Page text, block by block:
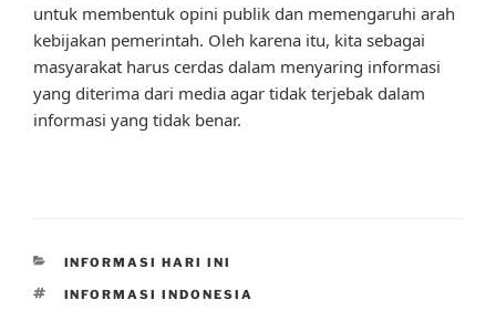
untuk membentuk opini publik dan memengaruhi arah
kebijakan pemerintah. Oleh karena itu, kita sebagai
masyarakat harus cerdas dalam menyaring informasi
yang diterima dari media agar tidak terjebak dalam
informasi yang tidak benar.
CATEGORIES
INFORMASI HARI INI
TAGS
INFORMASI INDONESIA